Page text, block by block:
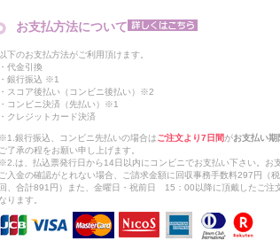
お支払方法について
以下のお支払方法がご利用頂けます。
・代金引換
・銀行振込 ※1
・スコア後払い（コンビニ後払い）※2
・コンビニ決済（先払い）※1
・クレジットカード決済
※1.銀行振込、コンビニ先払いの場合はご注文より7日間がお支払い期
ご了承の程をお願い申し上げます。
※2.は、払込票発行日から14日以内にコンビニでお支払い下さい。お
ご入金の確認がとれない場合、ご請求金額に回収事務手数料297円（
回、合計891円）また、金曜日・祝前日 15：00以降に頂戴したご注
なります。